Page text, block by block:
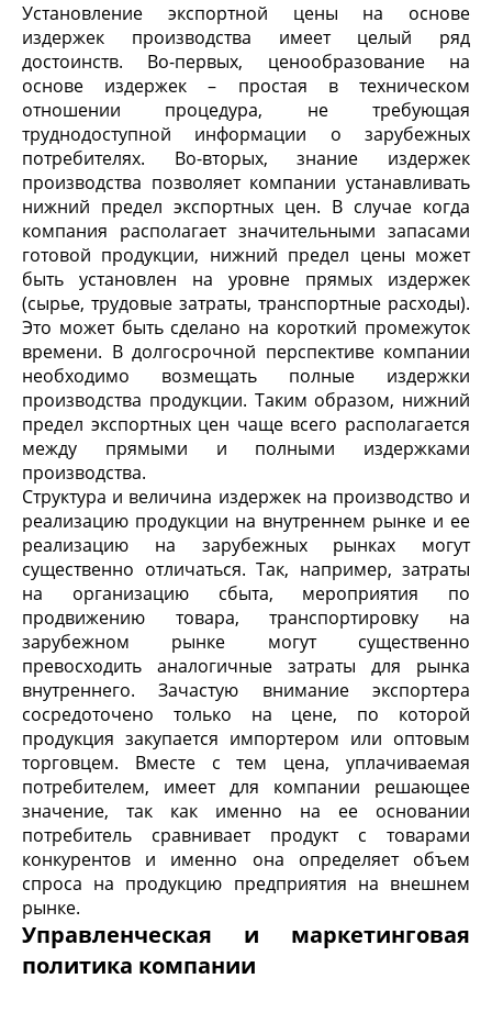
Установление экспортной цены на основе
издержек производства имеет целый ряд
достоинств. Во-первых, ценообразование на
основе издержек – простая в техническом
отношении процедура, не требующая
труднодоступной информации о зарубежных
потребителях. Во-вторых, знание издержек
производства позволяет компании устанавливать
нижний предел экспортных цен. В случае когда
компания располагает значительными запасами
готовой продукции, нижний предел цены может
быть установлен на уровне прямых издержек
(сырье, трудовые затраты, транспортные расходы).
Это может быть сделано на короткий промежуток
времени. В долгосрочной перспективе компании
необходимо возмещать полные издержки
производства продукции. Таким образом, нижний
предел экспортных цен чаще всего располагается
между прямыми и полными издержками
производства.
Структура и величина издержек на производство и
реализацию продукции на внутреннем рынке и ее
реализацию на зарубежных рынках могут
существенно отличаться. Так, например, затраты
на организацию сбыта, мероприятия по
продвижению товара, транспортировку на
зарубежном рынке могут существенно
превосходить аналогичные затраты для рынка
внутреннего. Зачастую внимание экспортера
сосредоточено только на цене, по которой
продукция закупается импортером или оптовым
торговцем. Вместе с тем цена, уплачиваемая
потребителем, имеет для компании решающее
значение, так как именно на ее основании
потребитель сравнивает продукт с товарами
конкурентов и именно она определяет объем
спроса на продукцию предприятия на внешнем
рынке.
Управленческая и маркетинговая
политика компании